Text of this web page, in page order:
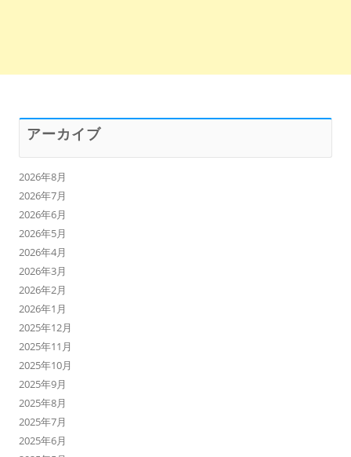
アーカイブ
2026年8月
2026年7月
2026年6月
2026年5月
2026年4月
2026年3月
2026年2月
2026年1月
2025年12月
2025年11月
2025年10月
2025年9月
2025年8月
2025年7月
2025年6月